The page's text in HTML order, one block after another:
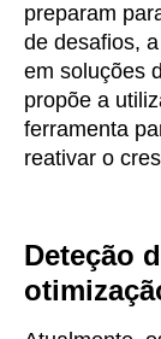
preparam
de desafios, a
em soluções
propõe a
ferramenta
reativar o
Deteção